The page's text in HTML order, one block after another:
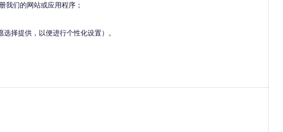
我们的网站或应用程序；
择提供，以便进行个性化设置）。